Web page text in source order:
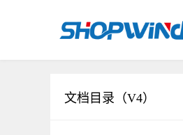
文档目录（V4）